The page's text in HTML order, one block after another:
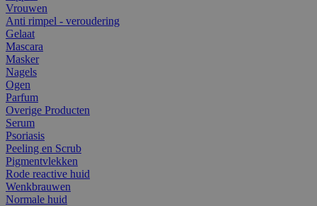
Vrouwen
Anti rimpel - veroudering
Gelaat
Mascara
Masker
Nagels
Ogen
Parfum
Overige Producten
Serum
Psoriasis
Peeling en Scrub
Pigmentvlekken
Rode reactive huid
Wenkbrauwen
Normale huid